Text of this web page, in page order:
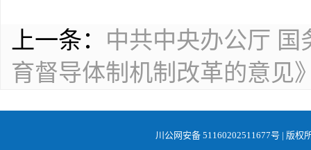
上一条： 中共中央办公厅
育督导体制机制改革的意见
川公网安备 51160202511677号 | 版权